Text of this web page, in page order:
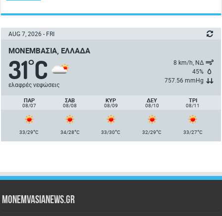
AUG 7, 2026 - FRI
ΜΟΝΕΜΒΑΣΙΆ, ΕΛΛΆΔΑ
31°C
ελαφρές νεφώσεις
8 km/h, ΝΔ
45%
757.56 mmHg
ΠΑΡ
08/07
ΣΑΒ
08/08
ΚΥΡ
08/09
ΔΕΥ
08/10
ΤΡΙ
08/11
33/29°C 34/28°C 33/30°C 32/29°C 33/27°C
Monemvasianews.gr